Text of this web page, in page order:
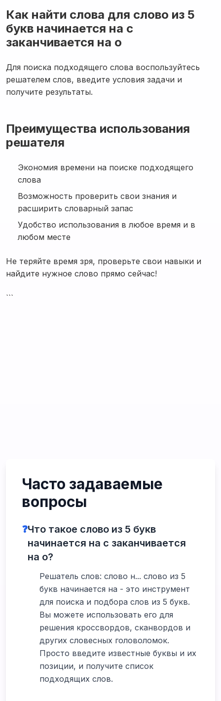
Как найти слова для слово из 5
букв начинается на с
заканчивается на о
Для поиска подходящего слова воспользуйтесь
решателем слов, введите условия задачи и
получите результаты.
Преимущества использования
решателя
Экономия времени на поиске подходящего
слова
Возможность проверить свои знания и
расширить словарный запас
Удобство использования в любое время и в
любом месте
Не теряйте время зря, проверьте свои навыки и
найдите нужное слово прямо сейчас!
```
Часто задаваемые
вопросы
❓Что такое слово из 5 букв
начинается на с заканчивается
на о?
Решатель слов: слово н... слово из 5
букв начинается на - это инструмент
для поиска и подбора слов из 5 букв.
Вы можете использовать его для
решения кроссвордов, сканвордов и
других словесных головоломок.
Просто введите известные буквы и их
позиции, и получите список
подходящих слов.